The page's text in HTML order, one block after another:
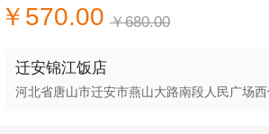
￥570.00 ￥680.00
迁安锦江饭店